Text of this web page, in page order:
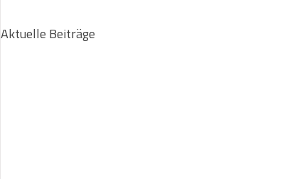
Aktuelle Beiträge